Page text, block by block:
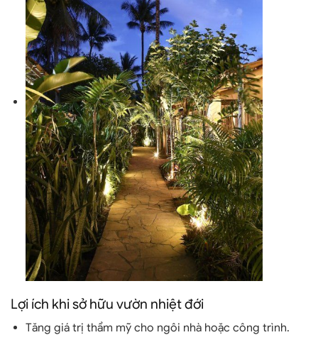
Lợi ích khi sở hữu vườn nhiệt đới
Tăng giá trị thẩm mỹ cho ngôi nhà hoặc công trình.